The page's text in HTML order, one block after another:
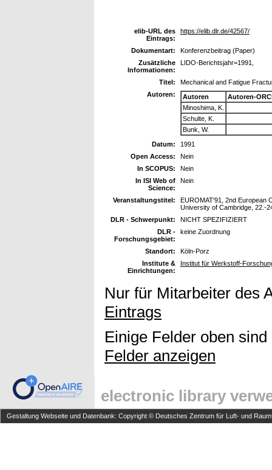
elib-URL des
Eintrags:
https://elib.dlr.de/42567/
Dokumentart:
Konferenzbeitrag (Paper)
Zusätzliche
Informationen:
LIDO-Berichtsjahr=1991,
Titel:
Mechanical and Fatigue
Autoren:
Autoren
Autoren-
Minoshima, K.
Schulte, K.
Bunk, W.
Datum:
1991
Open Access:
Nein
In SCOPUS:
Nein
In ISI Web of
Science:
Nein
Veranstaltungstitel:
EUROMAT'91, 2nd European
University of Cambridge, 22.-
DLR - Schwerpunkt:
NICHT SPEZIFIZIERT
DLR -
Forschungsgebiet:
keine Zuordnung
Standort:
Köln-Porz
Institute &
Einrichtungen:
Institut für Werkstoff-
Nur für Mitarbeiter des
Eintrags
Einige Felder oben
Felder anzeigen
electronic library
Gestaltung Webseite und Datenbank: Copyright © Deutsches Zentrum für Luft- und